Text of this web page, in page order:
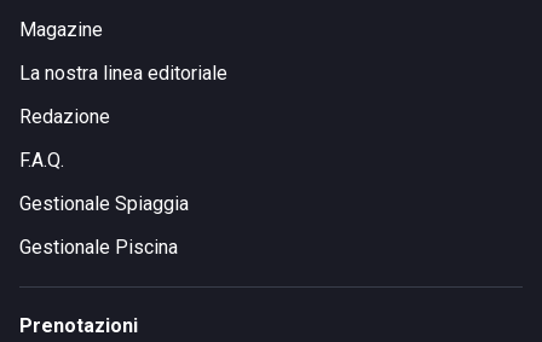
Magazine
La nostra linea editoriale
Redazione
F.A.Q.
Gestionale Spiaggia
Gestionale Piscina
Prenotazioni